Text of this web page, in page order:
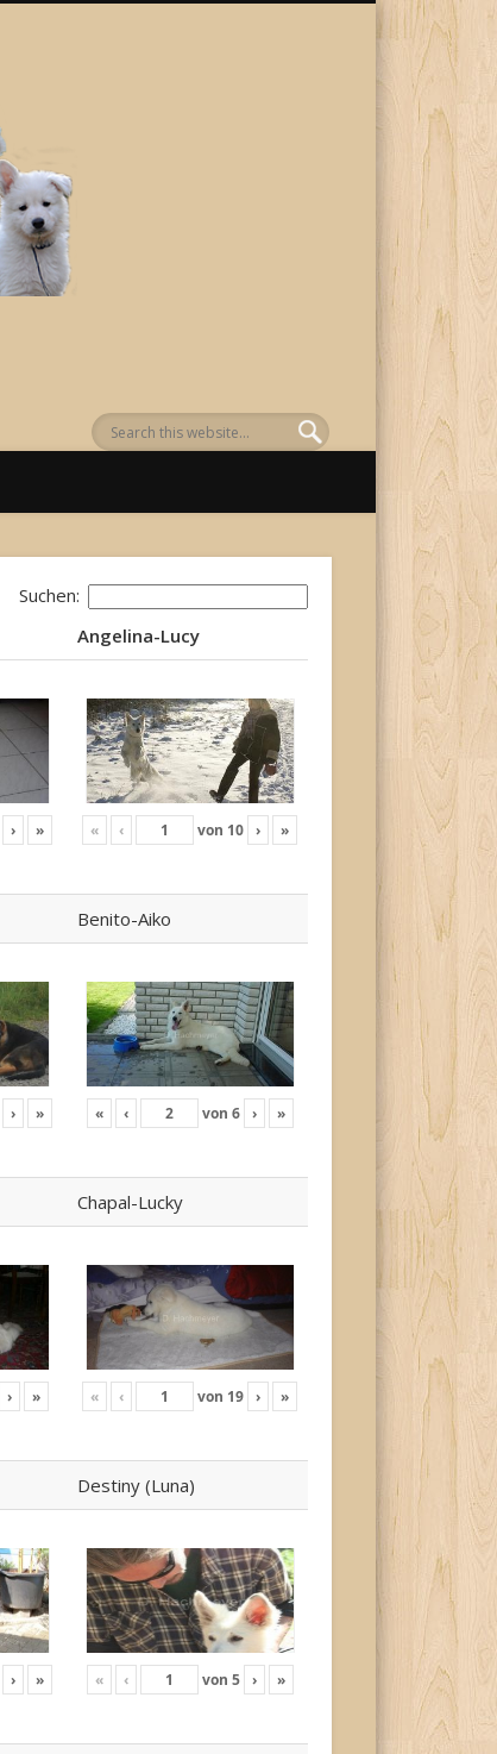
Suchen:
Angelina-Lucy
› » « ‹ von 10 › »
Benito-Aiko
› » « ‹ von 6 › »
Chapal-Lucky
› » « ‹ von 19 › »
Destiny (Luna)
› » « ‹ von 5 › »